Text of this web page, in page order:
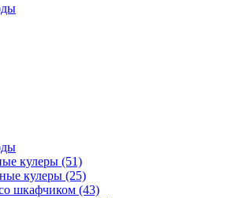
кулеры (51)
кулеры (25)
шкафчиком (43)